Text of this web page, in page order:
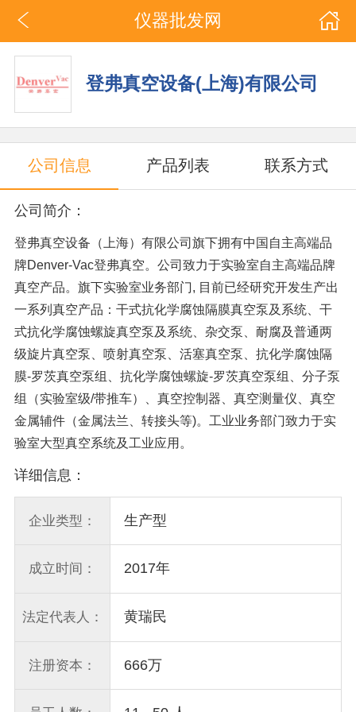
仪器批发网
登弗真空设备(上海)有限公司
公司信息 产品列表 联系方式
公司简介：
登弗真空设备（上海）有限公司旗下拥有中国自主高端品
牌Denver-Vac登弗真空。公司致力于实验室自主高端品牌
真空产品。旗下实验室业务部门, 目前已经研究开发生产出
一系列真空产品：干式抗化学腐蚀隔膜真空泵及系统、干
式抗化学腐蚀螺旋真空泵及系统、杂交泵、耐腐及普通两
级旋片真空泵、喷射真空泵、活塞真空泵、抗化学腐蚀隔
膜-罗茨真空泵组、抗化学腐蚀螺旋-罗茨真空泵组、分子泵
组（实验室级/带推车）、真空控制器、真空测量仪、真空
金属辅件（金属法兰、转接头等)。工业业务部门致力于实
验室大型真空系统及工业应用。
详细信息：
企业类型： 生产型
成立时间： 2017年
法定代表人： 黄瑞民
注册资本： 666万